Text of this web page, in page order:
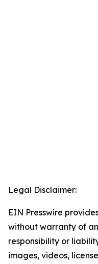
Legal Disclaimer:
EIN Presswire
without warranty of
responsibility or
images, videos,